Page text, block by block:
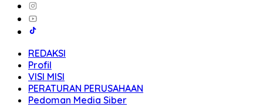
REDAKSI
Profil
VISI MISI
PERATURAN PERUSAHAAN
Pedoman Media Siber